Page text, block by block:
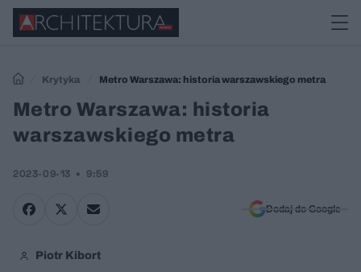
Krytyka Metro Warszawa: historia warszawskiego metra
Metro Warszawa: historia
warszawskiego metra
2023-09-13 9:59
Dodaj do Google
Piotr Kibort